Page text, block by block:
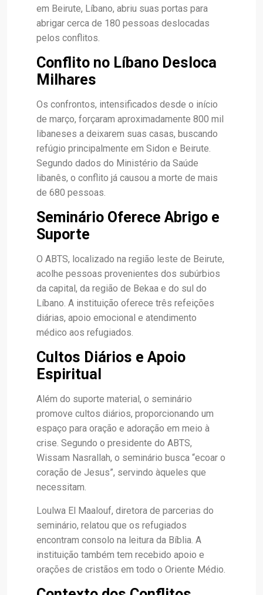
em Beirute, Líbano, abriu suas portas para
abrigar cerca de 180 pessoas deslocadas
pelos conflitos.
Conflito no Líbano Desloca
Milhares
Os confrontos, intensificados desde o início
de março, forçaram aproximadamente 800 mil
libaneses a deixarem suas casas, buscando
refúgio principalmente em Sidon e Beirute.
Segundo dados do Ministério da Saúde
libanês, o conflito já causou a morte de mais
de 680 pessoas.
Seminário Oferece Abrigo e
Suporte
O ABTS, localizado na região leste de Beirute,
acolhe pessoas provenientes dos subúrbios
da capital, da região de Bekaa e do sul do
Líbano. A instituição oferece três refeições
diárias, apoio emocional e atendimento
médico aos refugiados.
Cultos Diários e Apoio
Espiritual
Além do suporte material, o seminário
promove cultos diários, proporcionando um
espaço para oração e adoração em meio à
crise. Segundo o presidente do ABTS,
Wissam Nasrallah, o seminário busca “ecoar o
coração de Jesus”, servindo àqueles que
necessitam.
Loulwa El Maalouf, diretora de parcerias do
seminário, relatou que os refugiados
encontram consolo na leitura da Bíblia. A
instituição também tem recebido apoio e
orações de cristãos em todo o Oriente Médio.